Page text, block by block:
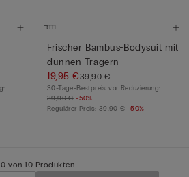
Frischer Bambus-Bodysuit mit
dünnen Trägern
19,95 €39,90 €
30-Tage-Bestpreis vor Reduzierung:
39,90 € -50%
Regulärer Preis: 39,90 € -50%
von 10 Produkten